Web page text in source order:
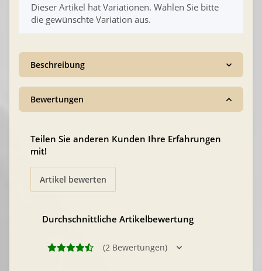
x
Dieser Artikel hat Variationen. Wählen Sie bitte
die gewünschte Variation aus.
Beschreibung
Bewertungen
Durchschnittliche Artikelbewertung
(2 Bewertungen)
Teilen Sie anderen Kunden Ihre Erfahrungen
mit!
Artikel bewerten